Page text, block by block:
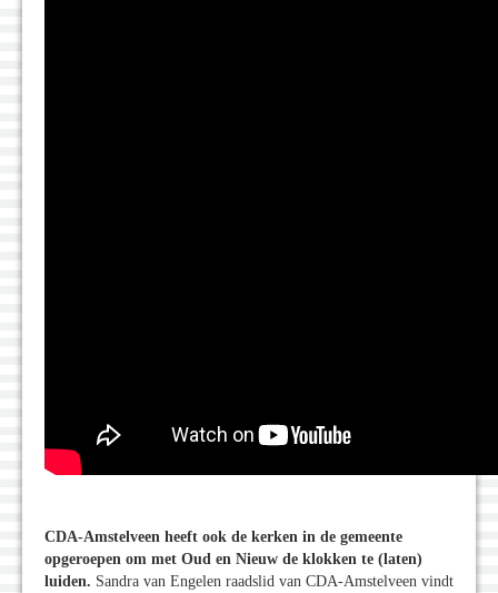
CDA-Amstelveen heeft ook de kerken in de gemeente
opgeroepen om met Oud en Nieuw de klokken te (laten)
luiden. Sandra van Engelen raadslid van CDA-Amstelveen vindt